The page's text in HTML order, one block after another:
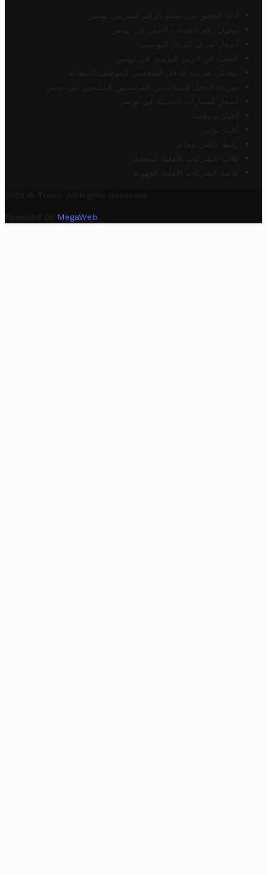
أداة التحقق من صحة الرقم الضريبي تونس
محول رقم الحساب الآيبان في تونس
أسعار صرف الدينار التونسي
البحث عن الرمز البريدي في تونس
محاكي ضريبة الدخل الشخصي للموظف/المتقاعد
ضريبة الدخل للمتقاعدين الفرنسيين المقيمين في تونس
أسعار السيارات الجديدة في تونس
أخبار تروفيت
أخبار تونس
رابط خلفي مجاني
قائمة الشركات الأهلية المحلية
قائمة الشركات الأهلية الجهوية
2025 © Trovit. All Rights Reserved.
Powered By MegaWeb